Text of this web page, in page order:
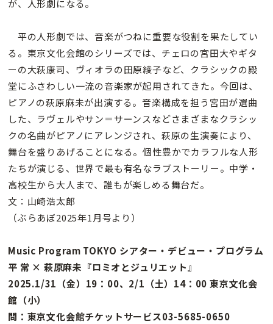
が、人形劇になる。
平の人形劇では、音楽がつねに重要な役割を果たしてい
る。東京文化会館のシリーズでは、チェロの宮田大やギタ
ーの大萩康司、ヴィオラの田原綾子など、クラシックの殿
堂にふさわしい一流の音楽家が起用されてきた。今回は、
ピアノの萩原麻未が出演する。音楽構成を担う宮田が選曲
した、ラヴェルやサン＝サーンスなどさまざまなクラシッ
クの名曲がピアノにアレンジされ、萩原の生演奏により、
舞台を盛りあげることになる。個性豊かでカラフルな人形
たちが演じる、世界で最も有名なラブストーリー。中学・
高校生から大人まで、誰もが楽しめる舞台だ。
文：山崎浩太郎
（ぶらあぼ2025年1月号より）
Music Program TOKYO シアター・デビュー・プログラム
平 常 × 萩原麻未『ロミオとジュリエット』
2025.1/31（金）19：00、2/1（土）14：00 東京文化会
館（小）
問：東京文化会館チケットサービス03-5685-0650